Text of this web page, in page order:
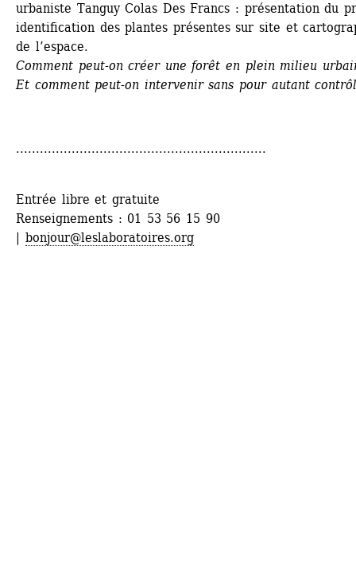
urbaniste Tanguy Colas Des Francs : présentation du
identification des plantes présentes sur site et
de l’espace.
Comment peut-on créer une forêt en plein milieu
Et comment peut-on intervenir sans pour autant
...............................................................
Entrée libre et gratuite
Renseignements : 01 53 56 15 90
bonjour@leslaboratoires.org